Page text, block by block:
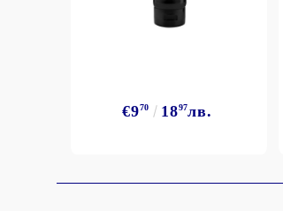
Пигментни Мастила
€970 1897лв.